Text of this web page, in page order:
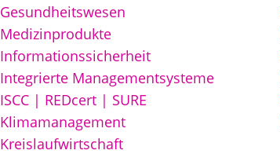
Gesundheitswesen
Medizinprodukte
Informationssicherheit
Integrierte Managementsysteme
ISCC | REDcert | SURE
Klimamanagement
Kreislaufwirtschaft